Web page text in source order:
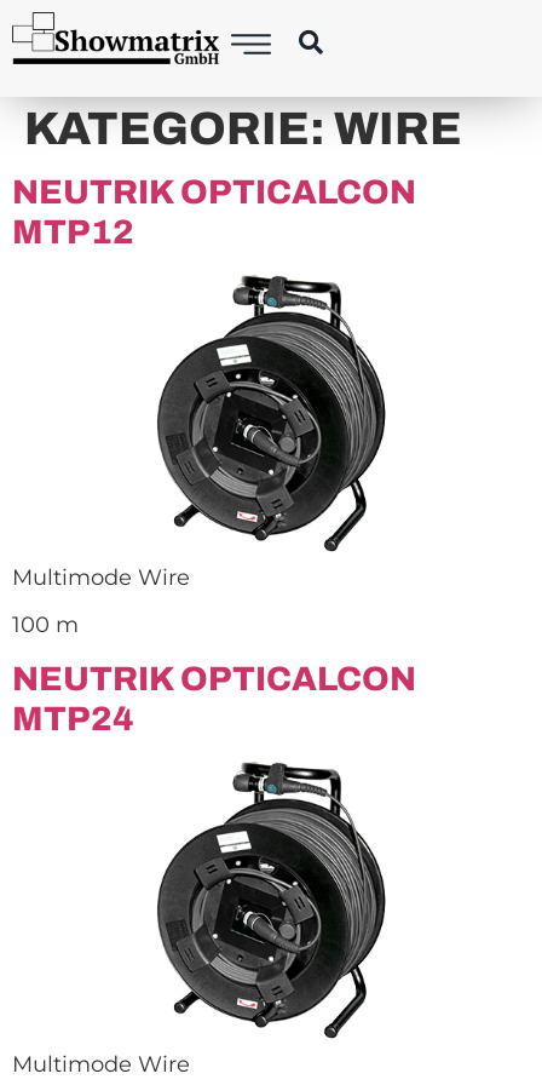
content
KATEGORIE: WIRE
NEUTRIK OPTICALCON
MTP12
Multimode Wire
100 m
NEUTRIK OPTICALCON
MTP24
Multimode Wire